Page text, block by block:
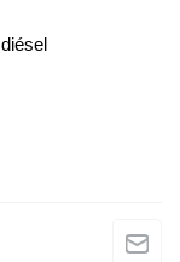
diésel